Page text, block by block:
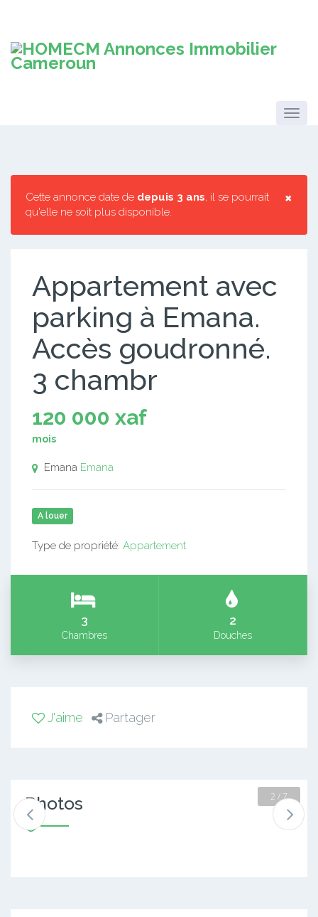
×
Cette annonce date de depuis 3 ans, il se pourrait
qu'elle ne soit plus disponible.
Appartement avec
parking à Emana.
Accès goudronné.
3 chambr
120 000 xaf
mois
Emana Emana
A louer
Type de propriété: Appartement
3
Chambres
2
Douches
J'aime Partager
Photos 2 / 7